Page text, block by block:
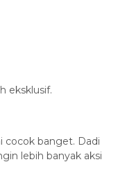
eksklusif.
cocok banget. Dadi
lebih banyak aksi